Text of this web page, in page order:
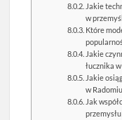
Jakie
w
Które
Jakie
łucznika
Jakie
w
Jak